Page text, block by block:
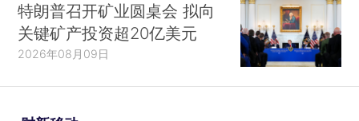
特朗普召开矿业圆桌会 拟向
关键矿产投资超20亿美元
2026年08月09日